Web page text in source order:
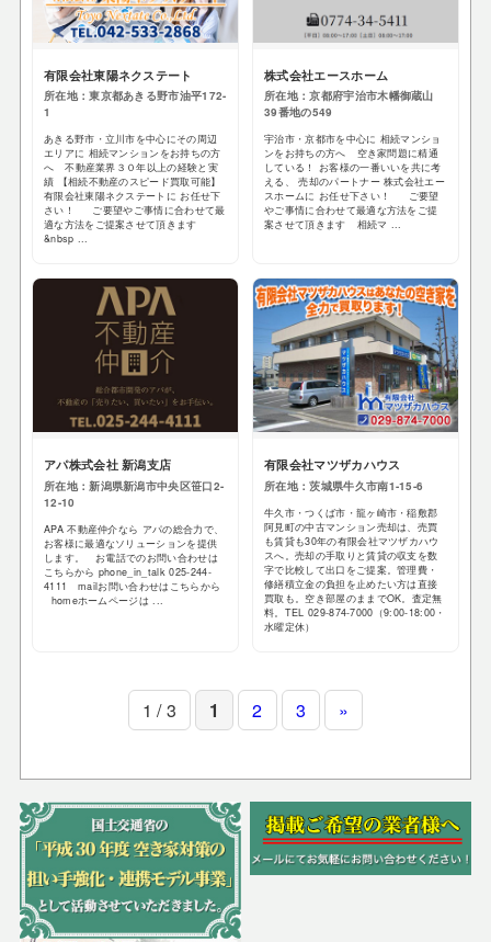
有限会社東陽ネクステート
所在地：東京都あきる野市油平172-
1
あきる野市・立川市を中心にその周辺
エリアに 相続マンションをお持ちの方
へ 不動産業界３０年以上の経験と実
績 【相続不動産のスピード買取可能】
有限会社東陽ネクステートに お任せ下
さい！ ご要望やご事情に合わせて最
適な方法をご提案させて頂きます
&nbsp ...
株式会社エースホーム
所在地：京都府宇治市木幡御蔵山
39番地の549
宇治市・京都市を中心に 相続マンショ
ンをお持ちの方へ 空き家問題に精通
している！ お客様の一番いいを共に考
える、 売却のパートナー 株式会社エー
スホームに お任せ下さい！ ご要望
やご事情に合わせて最適な方法をご提
案させて頂きます 相続マ ...
アパ株式会社 新潟支店
所在地：新潟県新潟市中央区笹口2-
12-10
APA 不動産仲介なら アパの総合力で、
お客様に最適なソリューションを提供
します。 お電話でのお問い合わせは
こちらから phone_in_talk 025-244-
4111 mailお問い合わせはこちらから
homeホームページは ...
有限会社マツザカハウス
所在地：茨城県牛久市南1-15-6
牛久市・つくば市・龍ヶ崎市・稲敷郡
阿見町の中古マンション売却は、売買
も賃貸も30年の有限会社マツザカハウ
スへ。売却の手取りと賃貸の収支を数
字で比較して出口をご提案。管理費・
修繕積立金の負担を止めたい方は直接
買取も。空き部屋のままでOK。査定無
料。TEL 029-874-7000（9:00-18:00・
水曜定休）
1 / 3 1 2 3 »